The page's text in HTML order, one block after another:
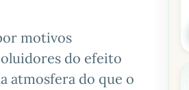
motivos
do efeito
atmosfera do que o